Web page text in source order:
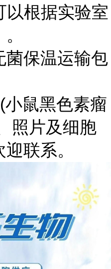
以根据实验室
菌保温运输包
鼠黑色素瘤
照片及细胞
联系。